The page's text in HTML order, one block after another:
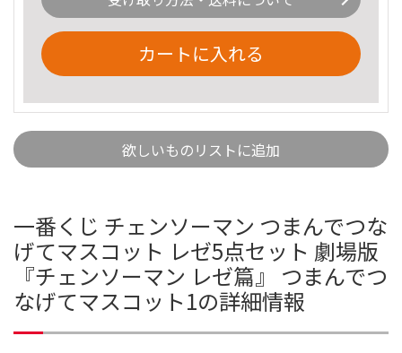
カートに入れる
欲しいものリストに追加
一番くじ チェンソーマン つまんでつな
げてマスコット レゼ5点セット 劇場版
『チェンソーマン レゼ篇』 つまんでつ
なげてマスコット1の詳細情報